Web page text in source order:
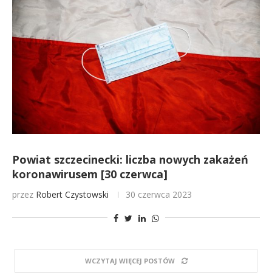
Powiat szczecinecki: liczba nowych zakażeń
koronawirusem [30 czerwca]
przez Robert Czystowski 30 czerwca 2023
WCZYTAJ WIĘCEJ POSTÓW